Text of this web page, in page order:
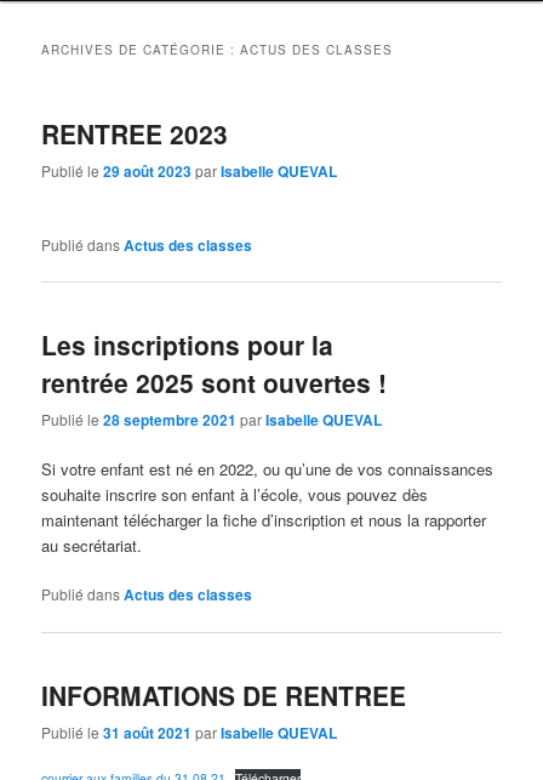
ARCHIVES DE CATÉGORIE :ACTUS DES CLASSES
RENTREE 2023
Publié le29 août 2023parIsabelle QUEVAL
Publié dansActus des classes
Les inscriptions pour la
rentrée 2025 sont ouvertes !
Publié le28 septembre 2021 parIsabelle QUEVAL
Si votre enfant est né en 2022, ou qu’une de vos connaissances
souhaite inscrire son enfant à l’école, vous pouvez dès
maintenant télécharger la fiche d’inscription et nous la rapporter
au secrétariat.
Publié dansActus des classes
INFORMATIONS DE RENTREE
Publié le31 août 2021 parIsabelle QUEVAL